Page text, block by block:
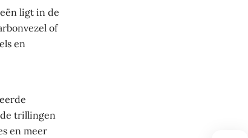
ligt in de
of
en
trillingen
en meer